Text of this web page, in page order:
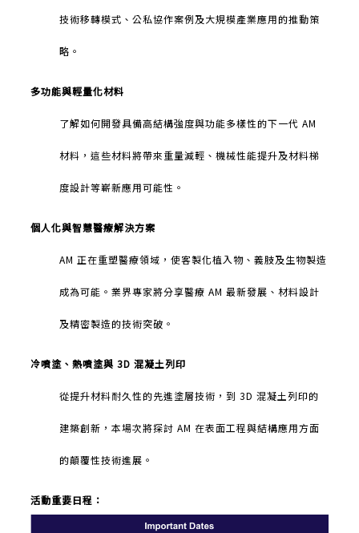
技術移轉模式、公私協作案例及大規模產業應用的推動策
略。
多功能與輕量化材料
了解如何開發具備高結構強度與功能多樣性的下一代 AM
材料，這些材料將帶來重量減輕、機械性能提升及材料梯
度設計等嶄新應用可能性。
個人化與智慧醫療解決方案
AM 正在重塑醫療領域，使客製化植入物、義肢及生物製造
成為可能。業界專家將分享醫療 AM 最新發展、材料設計
及精密製造的技術突破。
冷噴塗、熱噴塗與 3D 混凝土列印
從提升材料耐久性的先進塗層技術，到 3D 混凝土列印的
建築創新，本場次將探討 AM 在表面工程與結構應用方面
的顛覆性技術進展。
活動重要日程：